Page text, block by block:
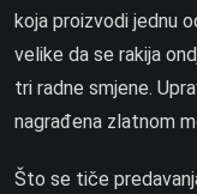
koja proizvodi jednu
velike da se rakija
tri radne smjene.
nagrađena zlatnom
Što se tiče